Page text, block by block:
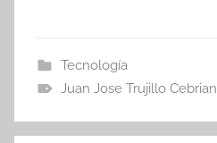
Tecnología
Juan Jose Trujillo Cebrian